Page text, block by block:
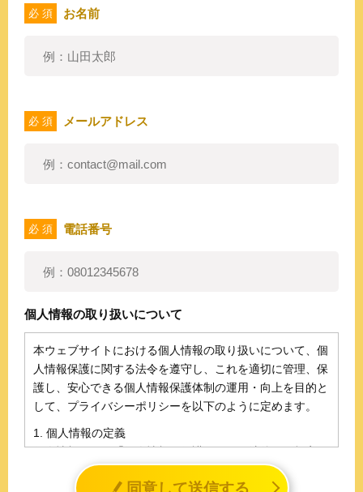
必 須 お名前
必 須 メールアドレス
必 須 電話番号
個人情報の取り扱いについて
本ウェブサイトにおける個人情報の取り扱いについて、個
人情報保護に関する法令を遵守し、これを適切に管理、保
護し、安心できる個人情報保護体制の運用・向上を目的と
して、プライバシーポリシーを以下のように定めます。
1. 個人情報の定義
個人情報とは、「個人情報の保護に関する法律」に規定さ
れる生存する個人に関する情報であって、氏名、生年月日
その他の記述等により特定の個人を識別することができる
同意して送信する